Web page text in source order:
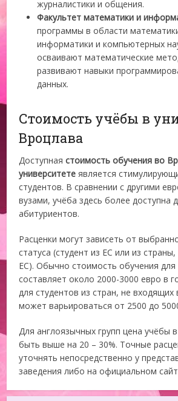
журналистики и общения.
Факультет математики и
программы в области
информатики и компьютерных
осваивают математические
развивают навыки
данных.
Стоимость учёбы в
Вроцлава
Доступнаястоимость обучения во
университетеявляется
студентов. В сравнении с другими
вузами, учёба здесь более доступна
абитуриентов.
Расценки могут зависеть от
статуса (студент из ЕС или из
ЕС). Обычно стоимость обучения для
составляет около 2000-3000 евро в
для студентов из стран, не
может варьироваться от 2500 до
Для англоязычных групп цена учёбы
быть выше на 20 – 30%. Точные
уточнять непосредственно у
заведения либо на официальном